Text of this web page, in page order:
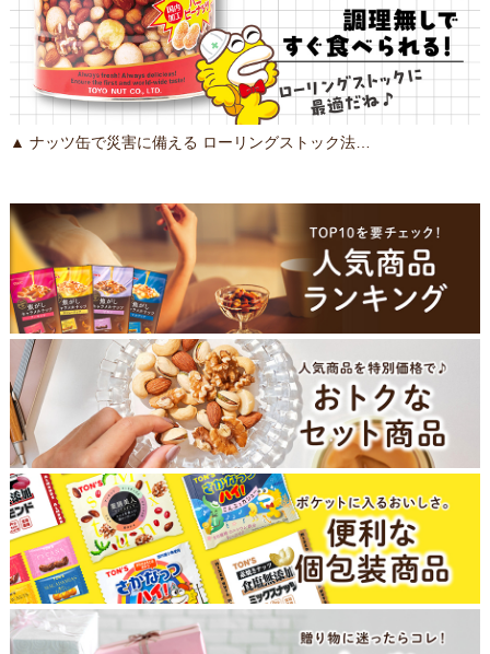
▲ ナッツ缶で災害に備える ローリングストック法…